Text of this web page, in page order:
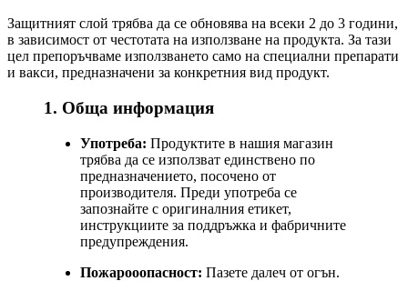
Защитният слой трябва да се обновява на всеки 2 до 3 години,
в зависимост от честотата на използване на продукта. За тази
цел препоръчваме използването само на специални препарати
и вакси, предназначени за конкретния вид продукт.
1. Обща информация
Употреба: Продуктите в нашия магазин
трябва да се използват единствено по
предназначението, посочено от
производителя. Преди употреба се
запознайте с оригиналния етикет,
инструкциите за поддръжка и фабричните
предупреждения.
Пожарооопасност: Пазете далеч от огън.